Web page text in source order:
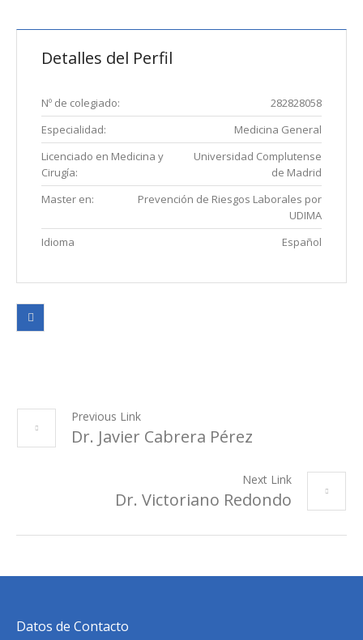
Detalles del Perfil
Nº de colegiado:
282828058
Especialidad:
Medicina General
Licenciado en Medicina y
Cirugía:
Universidad Complutense
de Madrid
Master en:
Prevención de Riesgos Laborales por
UDIMA
Idioma
Español
Previous Link
Dr. Javier Cabrera Pérez
Next Link
Dr. Victoriano Redondo
Datos de Contacto